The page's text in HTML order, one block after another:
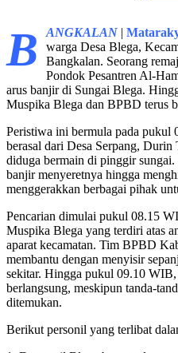
B ANGKALAN |
warga Desa Blega,
Bangkalan. Seorang
Pondok Pesantren Al-
arus banjir di Sungai Blega.
Muspika Blega dan BPBD terus
Peristiwa ini bermula pada
berasal dari Desa Serpang,
diduga bermain di pinggir
banjir menyeretnya hingga
menggerakkan berbagai pihak
Pencarian dimulai pukul 08.15
Muspika Blega yang terdiri atas
aparat kecamatan. Tim BPBD
membantu dengan menyisir
sekitar. Hingga pukul 09.10
berlangsung, meskipun tanda-
ditemukan.
Berikut personil yang terlibat